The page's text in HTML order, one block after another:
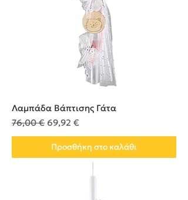
Λαμπάδα Βάπτισης Γάτα
Κανονική τιμή
76,00 € Τιμή Έκπτωσης
69,92 €
Προσθήκη στο καλάθι